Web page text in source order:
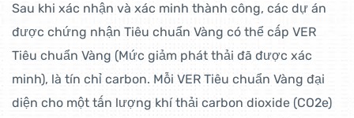
Sau khi xác nhận và xác minh thành công, các dự án
được chứng nhận Tiêu chuẩn Vàng có thể cấp VER
Tiêu chuẩn Vàng (Mức giảm phát thải đã được xác
minh), là tín chỉ carbon. Mỗi VER Tiêu chuẩn Vàng đại
diện cho một tấn lượng khí thải carbon dioxide (CO2e)